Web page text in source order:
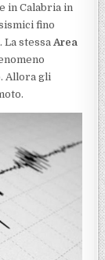
in Calabria in
fino
stessa Area
Allora gli